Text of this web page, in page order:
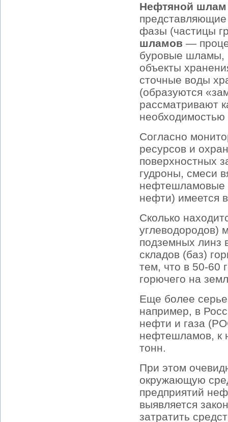
Нефтяной шлам
фазы (частицы
шламов —
буровые шламы,
объекты
сточные воды
(образуются
рассматривают
необходимостью
Согласно
ресурсов и
поверхностных
гудроны, смеси
нефтешламовые
нефти) имеется
Сколько
углеводородов)
подземных линз
складов (баз)
тем, что в 50-60
горючего на
Еще более
например, в
нефти и газа
нефтешламов, к
тонн.
При этом
окружающую
предприятий
выявляется
затратить